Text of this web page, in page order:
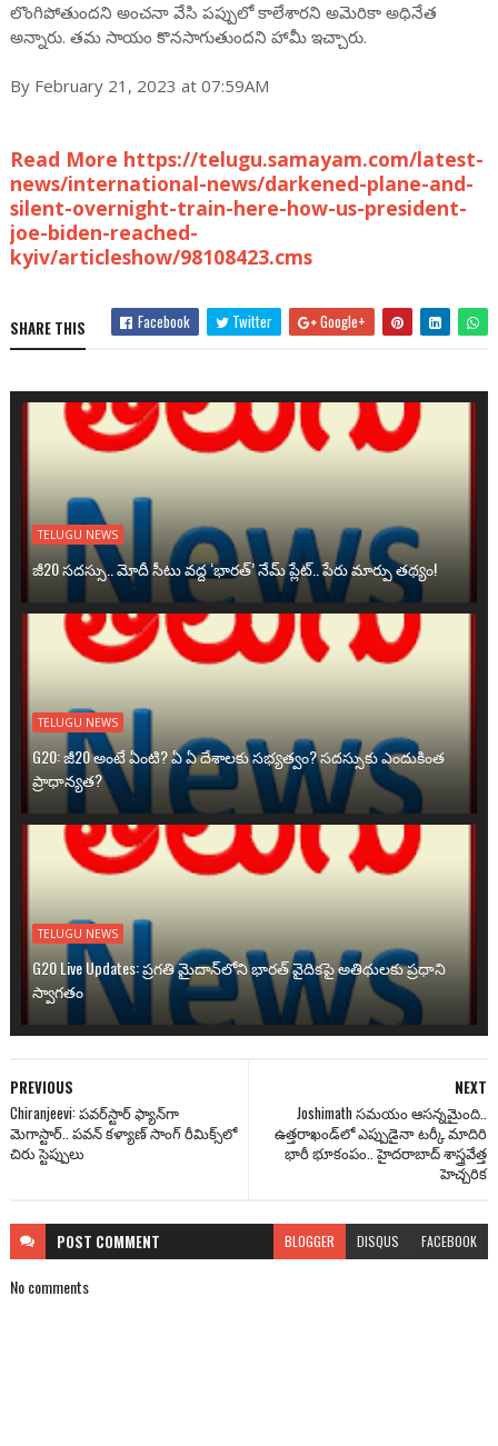
లొంగిపోతుందని అంచనా వేసి పప్పులో కాలేశారని అమెరికా అధినేత
అన్నారు. తమ సాయం కొనసాగుతుందని హామీ ఇచ్చారు.
By February 21, 2023 at 07:59AM
Read More https://telugu.samayam.com/latest-
news/international-news/darkened-plane-and-
silent-overnight-train-here-how-us-president-
joe-biden-reached-
kyiv/articleshow/98108423.cms
SHARE THIS Facebook Twitter Google+
TELUGU NEWS
జీ20 సదస్సు.. మోదీ సీటు వద్ద ‘భారత్’ నేమ్ ప్లేట్‌.. పేరు మార్పు తథ్యం!
TELUGU NEWS
G20: జీ20 అంటే ఏంటి? ఏ ఏ దేశాలకు సభ్యత్వం? సదస్సుకు ఎందుకింత
ప్రాధాన్యత?
TELUGU NEWS
G20 Live Updates: ప్రగతి మైదాన్‌లోని భారత్ వైదికపై అతిథులకు ప్రధాని
స్వాగతం
NEXT
Joshimath సమయం ఆసన్నమైంది..
ఉత్తరాఖండ్‌లో ఎప్పుడైనా టర్కీ మాదిరి
భారీ భూకంపం.. హైదరాబాద్ శాస్త్రవేత్త
హెచ్చరిక
PREVIOUS
Chiranjeevi: ప‌వ‌ర్‌స్టార్ ఫ్యాన్‌గా
మెగాస్టార్.. పవన్ కళ్యాణ్ సాంగ్ రీమిక్స్‌లో
చిరు స్టెప్పులు
POST COMMENT BLOGGER DISQUS FACEBOOK
No comments